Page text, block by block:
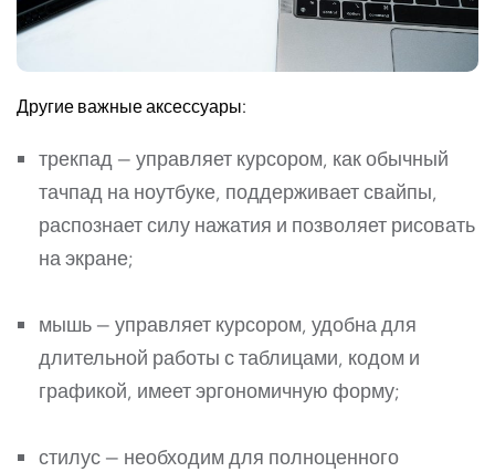
Другие важные аксессуары:
трекпад — управляет курсором, как обычный
тачпад на ноутбуке, поддерживает свайпы,
распознает силу нажатия и позволяет рисовать
на экране;
мышь — управляет курсором, удобна для
длительной работы с таблицами, кодом и
графикой, имеет эргономичную форму;
стилус — необходим для полноценного